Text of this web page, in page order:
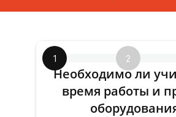
1 2
Необходимо ли
время работы и